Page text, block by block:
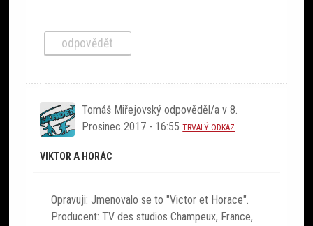
odpovědět
Tomáš Miřejovský odpověděl/a v8.
Prosinec 2017 - 16:55 TRVALÝ ODKAZ
VIKTOR A HORÁC
Opravuji: Jmenovalo se to "Victor et Horace".
Producent: TV des studios Champeux, France,